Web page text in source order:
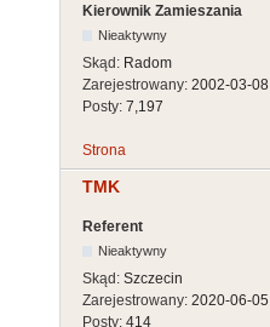
Kierownik Zamieszania
Nieaktywny
Skąd: Radom
Zarejestrowany: 2002-03-08
Posty: 7,197
Strona
TMK
Referent
Nieaktywny
Skąd: Szczecin
Zarejestrowany: 2020-06-05
Posty: 414